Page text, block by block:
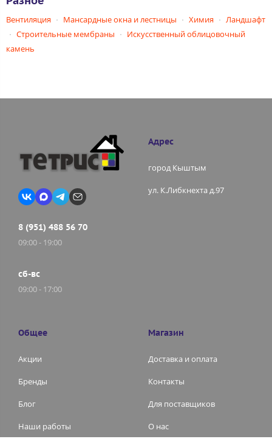
Вентиляция Мансардные окна и лестницы Химия
Ландшафт
Строительные мембраны
Искусственный облицовочный
камень
8 (951) 488 56 70
09:00 - 19:00
сб-вс
09:00 - 17:00
Адрес
город Кыштым
ул. К.Либкнехта д.97
Общее
Акции
Бренды
Блог
Наши работы
Магазин
Доставка и оплата
Контакты
Для поставщиков
О нас